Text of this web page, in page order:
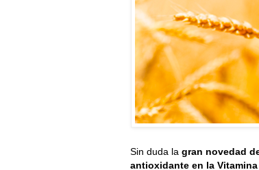
Sin duda la gran novedad
antioxidante en la Vitamina